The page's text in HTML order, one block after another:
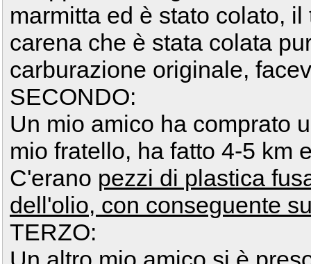
marmitta ed è stato colato,
carena che è stata colata
carburazione originale,
SECONDO:
Un mio amico ha comprato
mio fratello, ha fatto 4-5 km
C'erano pezzi di plastica
dell'olio, con conseguente
TERZO: